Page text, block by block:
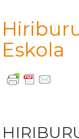
Eskola